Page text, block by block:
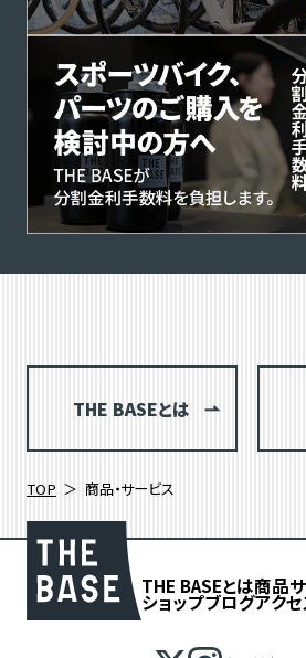
THE BASEとは
TOP 商品・サービス
THE BASEとは商品
ショップブログアクセ